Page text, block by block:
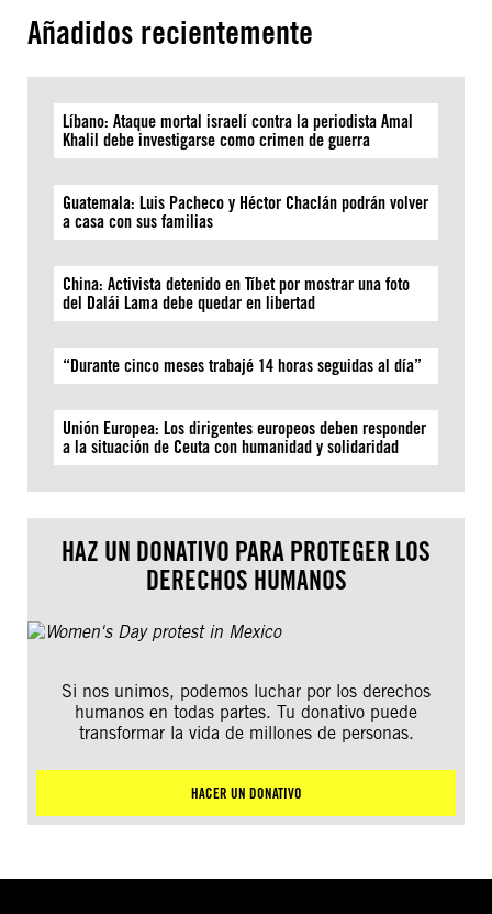
Añadidos recientemente
Líbano: Ataque mortal israelí contra la periodista Amal
Khalil debe investigarse como crimen de guerra
Guatemala: Luis Pacheco y Héctor Chaclán podrán volver
a casa con sus familias
China: Activista detenido en Tíbet por mostrar una foto
del Dalái Lama debe quedar en libertad
“Durante cinco meses trabajé 14 horas seguidas al día”
Unión Europea: Los dirigentes europeos deben responder
a la situación de Ceuta con humanidad y solidaridad
HAZ UN DONATIVO PARA PROTEGER LOS
DERECHOS HUMANOS
Si nos unimos, podemos luchar por los derechos
humanos en todas partes. Tu donativo puede
transformar la vida de millones de personas.
HACER UN DONATIVO